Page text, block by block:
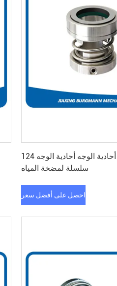
حلقة الختم الميكانيكية أحادية الوجه أحادية الوجه 124
سلسلة لمضخة المياه
احصل على أفضل سعر